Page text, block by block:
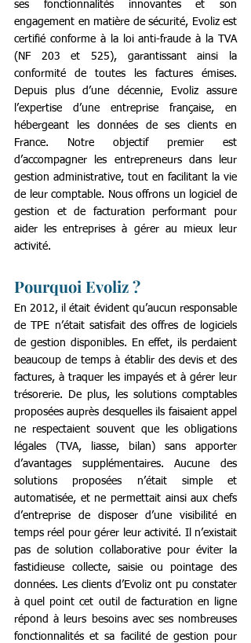
ses fonctionnalités innovantes et son
engagement en matière de sécurité, Evoliz est
certifié conforme à la loi anti-fraude à la TVA
(NF 203 et 525), garantissant ainsi la
conformité de toutes les factures émises.
Depuis plus d’une décennie, Evoliz assure
l’expertise d’une entreprise française, en
hébergeant les données de ses clients en
France. Notre objectif premier est
d’accompagner les entrepreneurs dans leur
gestion administrative, tout en facilitant la vie
de leur comptable. Nous offrons un logiciel de
gestion et de facturation performant pour
aider les entreprises à gérer au mieux leur
activité.
Pourquoi Evoliz ?
En 2012, il était évident qu’aucun responsable
de TPE n’était satisfait des offres de logiciels
de gestion disponibles. En effet, ils perdaient
beaucoup de temps à établir des devis et des
factures, à traquer les impayés et à gérer leur
trésorerie. De plus, les solutions comptables
proposées auprès desquelles ils faisaient appel
ne respectaient souvent que les obligations
légales (TVA, liasse, bilan) sans apporter
d’avantages supplémentaires. Aucune des
solutions proposées n’était simple et
automatisée, et ne permettait ainsi aux chefs
d’entreprise de disposer d’une visibilité en
temps réel pour gérer leur activité. Il n’existait
pas de solution collaborative pour éviter la
fastidieuse collecte, saisie ou pointage des
données. Les clients d’Evoliz ont pu constater
à quel point cet outil de facturation en ligne
répond à leurs besoins avec ses nombreuses
fonctionnalités et sa facilité de gestion pour